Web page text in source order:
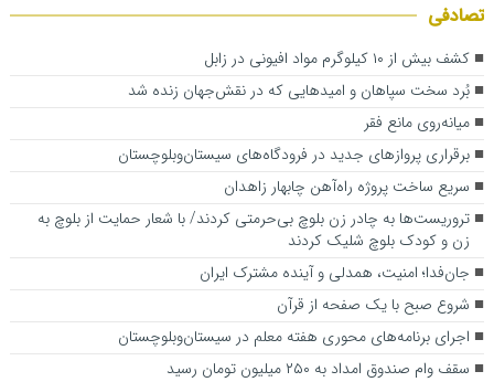
تصادفی
کشف بیش از ۱۰ کیلوگرم مواد افیونی در زابل
بُرد سخت سپاهان و امیدهایی که در نقش‌جهان زنده شد
میانه‌روی مانع فقر
برقراری پروازهای جدید در فرودگاه‌های سیستان‌وبلوچستان
سریع ساخت پروژه راه‌آهن چابهار زاهدان
تروریست‌ها به چادر زن بلوچ بی‌حرمتی کردند/ با شعار حمایت از بلوچ به
زن و کودک بلوچ شلیک کردند
جان‌فدا؛ امنیت، همدلی و آینده مشترک ایران
شروع صبح با یک صفحه از قرآن
اجرای برنامه‌های محوری هفته معلم در سیستان‌وبلوچستان
سقف وام صندوق امداد به ۲۵۰ میلیون تومان رسید